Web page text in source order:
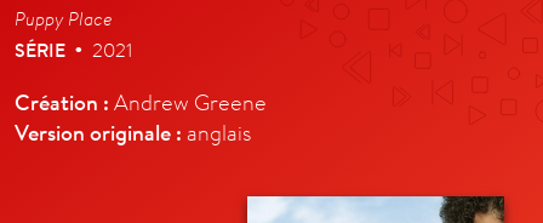
Puppy Place
SÉRIE • 2021
Création : Andrew Greene
Version originale : anglais